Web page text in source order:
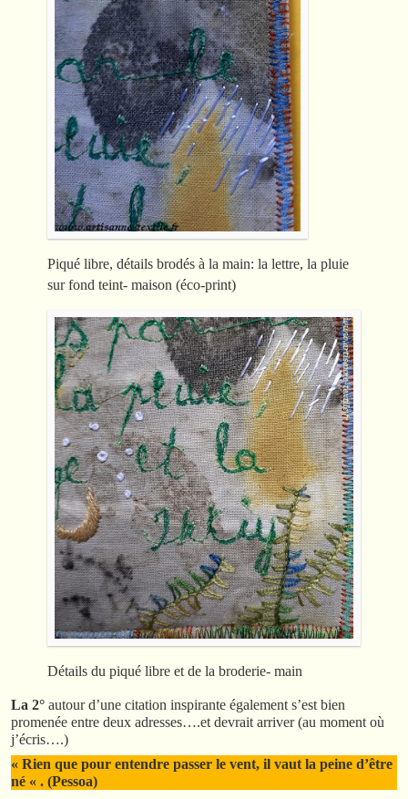
Piqué libre, détails brodés à la main: la lettre, la pluie
sur fond teint- maison (éco-print)
Détails du piqué libre et de la broderie- main
La 2° autour d’une citation inspirante également s’est bien
promenée entre deux adresses….et devrait arriver (au moment où
j’écris….)
« Rien que pour entendre passer le vent, il vaut la peine d’être
né « . (Pessoa)